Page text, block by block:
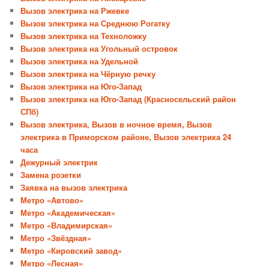
Вызов электрика на Ржевке
Вызов электрика на Среднюю Рогатку
Вызов электрика на Техноложку
Вызов электрика на Угольный островок
Вызов электрика на Удельной
Вызов электрика на Чёрную речку
Вызов электрика на Юго-Запад
Вызов электрика на Юго-Запад (Красносельский район
СПб)
Вызов электрика, Вызов в ночное время, Вызов
электрика в Приморском районе, Вызов электрика 24
часа
Дежурный электрик
Замена розетки
Заявка на вызов электрика
Метро «Автово»
Метро «Академическая»
Метро «Владимирская»
Метро «Звёздная»
Метро «Кировский завод»
Метро «Лесная»